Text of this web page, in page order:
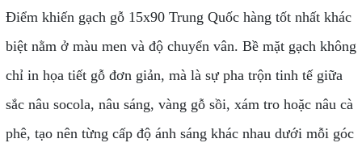
Điểm khiến gạch gỗ 15x90 Trung Quốc hàng tốt nhất khác
biệt nằm ở màu men và độ chuyển vân. Bề mặt gạch không
chỉ in họa tiết gỗ đơn giản, mà là sự pha trộn tinh tế giữa
sắc nâu socola, nâu sáng, vàng gỗ sồi, xám tro hoặc nâu cà
phê, tạo nên từng cấp độ ánh sáng khác nhau dưới mỗi góc